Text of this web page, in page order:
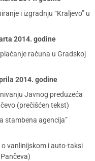
i izgradnju “Kraljevo” u
2014. godine
računa u Gradskoj
2014. godine
Javnog preduzeća
(prečišćen tekst)
stambena agencija”
vanlinijskom i auto-taksi